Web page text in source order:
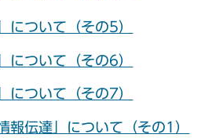
ついて（その5）
ついて（その6）
ついて（その7）
伝達」について（その1）